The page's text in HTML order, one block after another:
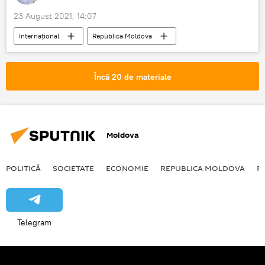
23 August 2021, 14:07
Internațional
Republica Moldova
moldoveni
Federația Rusă
COVID-19
Încă 20 de materiale
Moldova
POLITICĂ SOCIETATE ECONOMIE REPUBLICA MOLDOVA
Telegram